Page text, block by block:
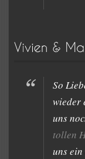
So
wieder
uns
tollen
uns